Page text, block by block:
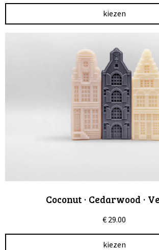
kiezen
Coconut · Cedarwood ·
€ 29.00
kiezen